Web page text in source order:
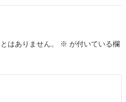
はありません。 ※ が付いている欄